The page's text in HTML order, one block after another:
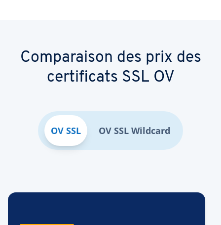
Comparaison des prix des
certificats SSL OV
OV SSL OV SSL Wildcard